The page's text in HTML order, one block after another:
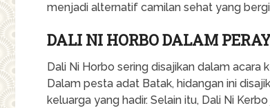
menjadi alternatif camilan sehat yang
DALI NI HORBO DALAM
Dali Ni Horbo sering disajikan dalam
Dalam pesta adat Batak, hidangan ini
keluarga yang hadir. Selain itu, Dali Ni